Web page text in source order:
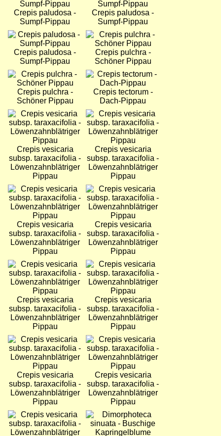
Crepis paludosa -
Sumpf-Pippau
Crepis paludosa -
Sumpf-Pippau
Bild
Crepis paludosa -
Sumpf-Pippau
Bild
Crepis pulchra -
Schöner Pippau
Bild
Crepis pulchra -
Schöner Pippau
Bild
Crepis tectorum -
Dach-Pippau
Bild
Crepis vesicaria
subsp. taraxacifolia -
Löwenzahnblätriger
Pippau
Bild
Crepis vesicaria
subsp. taraxacifolia -
Löwenzahnblätriger
Pippau
Bild
Crepis vesicaria
subsp. taraxacifolia -
Löwenzahnblätriger
Pippau
Bild
Crepis vesicaria
subsp. taraxacifolia -
Löwenzahnblätriger
Pippau
Bild
Crepis vesicaria
subsp. taraxacifolia -
Löwenzahnblätriger
Pippau
Bild
Crepis vesicaria
subsp. taraxacifolia -
Löwenzahnblätriger
Pippau
Bild
Crepis vesicaria
subsp. taraxacifolia -
Löwenzahnblätriger
Pippau
Bild
Crepis vesicaria
subsp. taraxacifolia -
Löwenzahnblätriger
Pippau
Bild
Bild